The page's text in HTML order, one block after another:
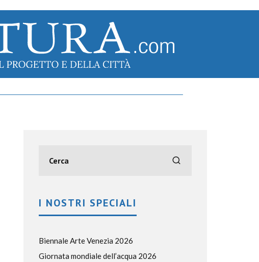
I NOSTRI SPECIALI
Biennale Arte Venezia 2026
Giornata mondiale dell’acqua 2026